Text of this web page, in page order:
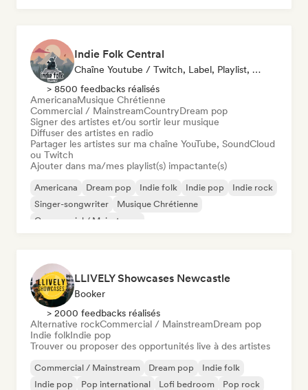
Indie Folk Central
Chaîne Youtube / Twitch, Label, Playlist, Radio
> 8500 feedbacks réalisés
AmericanaMusique Chrétienne
Commercial / MainstreamCountryDream pop
Signer des artistes et/ou sortir leur musique
Diffuser des artistes en radio
Partager les artistes sur ma chaîne YouTube, SoundCloud
ou Twitch
Ajouter dans ma/mes playlist(s) impactante(s)
Americana Dream pop Indie folk Indie pop
Indie rock
Singer-songwriter
Musique Chrétienne
Commercial / Mainstream
LLIVELY Showcases Newcastle
Booker
> 2000 feedbacks réalisés
Alternative rockCommercial / MainstreamDream pop
Indie folkIndie pop
Trouver ou proposer des opportunités live à des artistes
Commercial / Mainstream Dream pop
Indie folk
Indie pop
Pop international Lofi bedroom
Pop rock